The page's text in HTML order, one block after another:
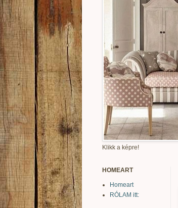
Klikk a képre!
HOMEART
Homeart
RÓLAM itt: